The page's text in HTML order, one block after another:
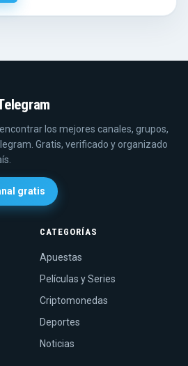
los mejores canales, grupos,
Gratis, verificado y organizado
gratis
CATEGORÍAS
Apuestas
Películas y Series
Criptomonedas
Deportes
Noticias